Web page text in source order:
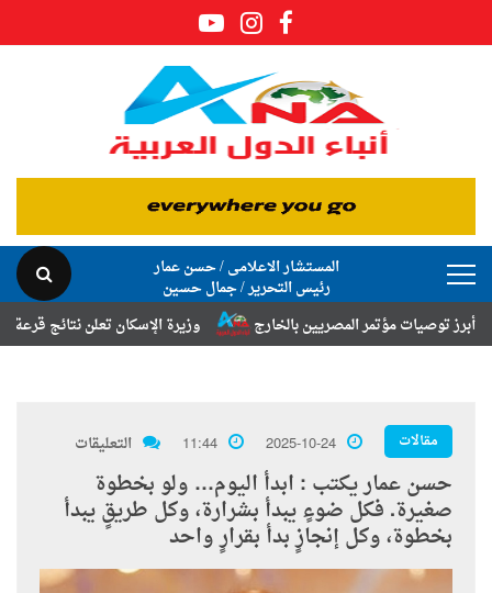
المستشار الاعلامى / حسن عمار
رئيس التحرير / جمال حسين
وزيرة الإسكان تعلن نتائج قرعة تخصيص
مؤتمر المصريين بالخارج
مقالات 2025-10-24
11:44 التعليقات
حسن عمار يكتب : ابدأ اليوم… ولو بخطوة
صغيرة. فكل ضوءٍ يبدأ بشرارة، وكل طريقٍ يبدأ
بخطوة، وكل إنجازٍ بدأ بقرارٍ واحد